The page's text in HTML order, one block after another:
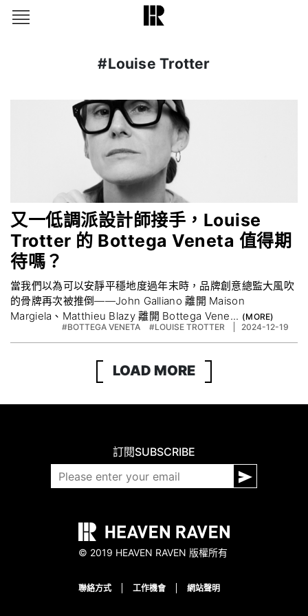
#Louise Trotter
又一低調派設計師接手，Louise
Trotter 的 Bottega Veneta 值得期
待嗎？
當我們以為可以安靜平穩地度過年末時，品牌創意總監大風吹
的骨牌再次被推倒——John Galliano 離開 Maison
Margiela、Matthieu Blazy 離開 Bottega Vene...
#BOTTEGA VENETA #LOUISE TROTTER 2024-12-19
LOAD MORE
訂閱SUBSCRIBE
© 2019 HEAVEN RAVEN 版權所有
聯絡方式 工作機會 網站聲明